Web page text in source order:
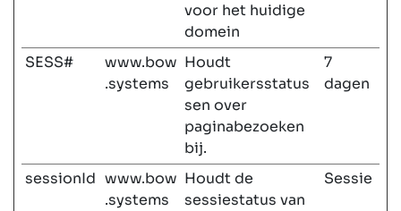
voor het huidige
domein
SESS#
www.bow
.systems
Houdt
gebruikersstatus
sen over
paginabezoeken
bij.
7
dagen
sessionId www.bow
.systems
Houdt de
sessiestatus van
Sessie